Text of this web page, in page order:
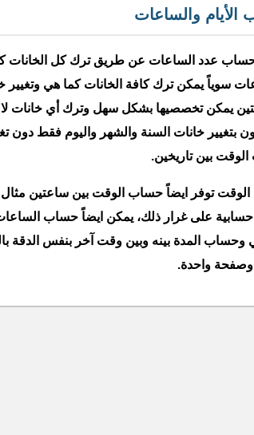
والساعات
عدد الساعات عن طريق ترك كل الخانات
سوياً يمكن ترك كافة الخانات كما هي
يمكن تخصصيها بشكل سهل وترك أي خانات لا
بتغيير خانات السنة والشهر واليوم فقط
بين تاريخين.
توفر ايضاً حساب الوقت بين ساعتين مثال
على غرار ذلك، يمكن ايضاً حساب
وحساب المدة بينه وبين وقت آخر بنفس الدقة
وصفحة واحدة.